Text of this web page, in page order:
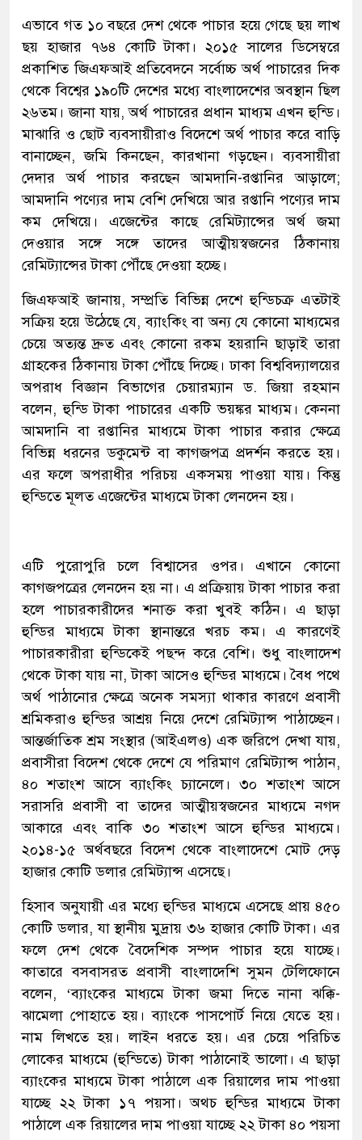
এভাবে গত ১০ বছরে দেশ থেকে পাচার হয়ে গেছে ছয় লাখ
ছয় হাজার ৭৬৪ কোটি টাকা। ২০১৫ সালের ডিসেম্বরে
প্রকাশিত জিএফআই প্রতিবেদনে সর্বোচ্চ অর্থ পাচারের দিক
থেকে বিশ্বের ১৯০টি দেশের মধ্যে বাংলাদেশের অবস্থান ছিল
২৬তম। জানা যায়, অর্থ পাচারের প্রধান মাধ্যম এখন হুন্ডি।
মাঝারি ও ছোট ব্যবসায়ীরাও বিদেশে অর্থ পাচার করে বাড়ি
বানাচ্ছেন, জমি কিনছেন, কারখানা গড়ছেন। ব্যবসায়ীরা
দেদার অর্থ পাচার করছেন আমদানি-রপ্তানির আড়ালে;
আমদানি পণ্যের দাম বেশি দেখিয়ে আর রপ্তানি পণ্যের দাম
কম দেখিয়ে। এজেন্টের কাছে রেমিট্যান্সের অর্থ জমা
দেওয়ার সঙ্গে সঙ্গে তাদের আত্মীয়স্বজনের ঠিকানায়
রেমিট্যান্সের টাকা পৌঁছে দেওয়া হচ্ছে।
জিএফআই জানায়, সম্প্রতি বিভিন্ন দেশে হুন্ডিচক্র এতটাই
সক্রিয় হয়ে উঠেছে যে, ব্যাংকিং বা অন্য যে কোনো মাধ্যমের
চেয়ে অত্যন্ত দ্রুত এবং কোনো রকম হয়রানি ছাড়াই তারা
গ্রাহকের ঠিকানায় টাকা পৌঁছে দিচ্ছে। ঢাকা বিশ্ববিদ্যালয়ের
অপরাধ বিজ্ঞান বিভাগের চেয়ারম্যান ড. জিয়া রহমান
বলেন, হুন্ডি টাকা পাচারের একটি ভয়ঙ্কর মাধ্যম। কেননা
আমদানি বা রপ্তানির মাধ্যমে টাকা পাচার করার ক্ষেত্রে
বিভিন্ন ধরনের ডকুমেন্ট বা কাগজপত্র প্রদর্শন করতে হয়।
এর ফলে অপরাধীর পরিচয় একসময় পাওয়া যায়। কিন্তু
হুন্ডিতে মূলত এজেন্টের মাধ্যমে টাকা লেনদেন হয়।
এটি পুরোপুরি চলে বিশ্বাসের ওপর। এখানে কোনো
কাগজপত্রের লেনদেন হয় না। এ প্রক্রিয়ায় টাকা পাচার করা
হলে পাচারকারীদের শনাক্ত করা খুবই কঠিন। এ ছাড়া
হুন্ডির মাধ্যমে টাকা স্থানান্তরে খরচ কম। এ কারণেই
পাচারকারীরা হুন্ডিকেই পছন্দ করে বেশি। শুধু বাংলাদেশ
থেকে টাকা যায় না, টাকা আসেও হুন্ডির মাধ্যমে। বৈধ পথে
অর্থ পাঠানোর ক্ষেত্রে অনেক সমস্যা থাকার কারণে প্রবাসী
শ্রমিকরাও হুন্ডির আশ্রয় নিয়ে দেশে রেমিট্যান্স পাঠাচ্ছেন।
আন্তর্জাতিক শ্রম সংস্থার (আইএলও) এক জরিপে দেখা যায়,
প্রবাসীরা বিদেশ থেকে দেশে যে পরিমাণ রেমিট্যান্স পাঠান,
৪০ শতাংশ আসে ব্যাংকিং চ্যানেলে। ৩০ শতাংশ আসে
সরাসরি প্রবাসী বা তাদের আত্মীয়স্বজনের মাধ্যমে নগদ
আকারে এবং বাকি ৩০ শতাংশ আসে হুন্ডির মাধ্যমে।
২০১৪-১৫ অর্থবছরে বিদেশ থেকে বাংলাদেশে মোট দেড়
হাজার কোটি ডলার রেমিট্যান্স এসেছে।
হিসাব অনুযায়ী এর মধ্যে হুন্ডির মাধ্যমে এসেছে প্রায় ৪৫০
কোটি ডলার, যা স্থানীয় মুদ্রায় ৩৬ হাজার কোটি টাকা। এর
ফলে দেশ থেকে বৈদেশিক সম্পদ পাচার হয়ে যাচ্ছে।
কাতারে বসবাসরত প্রবাসী বাংলাদেশি সুমন টেলিফোনে
বলেন, ‘ব্যাংকের মাধ্যমে টাকা জমা দিতে নানা ঝক্কি-
ঝামেলা পোহাতে হয়। ব্যাংকে পাসপোর্ট নিয়ে যেতে হয়।
নাম লিখতে হয়। লাইন ধরতে হয়। এর চেয়ে পরিচিত
লোকের মাধ্যমে (হুন্ডিতে) টাকা পাঠানোই ভালো। এ ছাড়া
ব্যাংকের মাধ্যমে টাকা পাঠালে এক রিয়ালের দাম পাওয়া
যাচ্ছে ২২ টাকা ১৭ পয়সা। অথচ হুন্ডির মাধ্যমে টাকা
পাঠালে এক রিয়ালের দাম পাওয়া যাচ্ছে ২২ টাকা ৪০ পয়সা